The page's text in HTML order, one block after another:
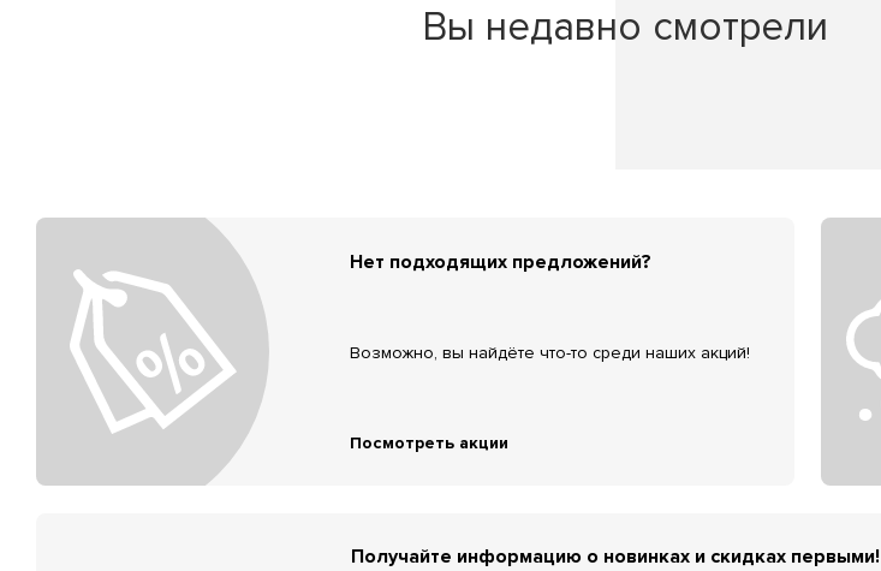
Вы недавно смотрели
Нет подходящих предложений?
Возможно, вы найдёте что-то среди наших акций!
Посмотреть акции
Получайте информацию о новинках и скидках первыми!